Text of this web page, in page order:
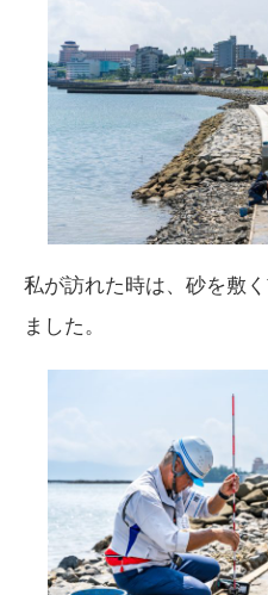
私が訪れた時は、砂を敷
ました。